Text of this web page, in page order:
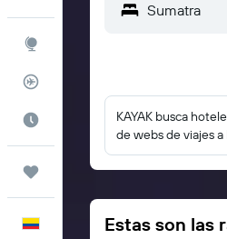
KAYAK busca
de webs de viajes a
Estas son las